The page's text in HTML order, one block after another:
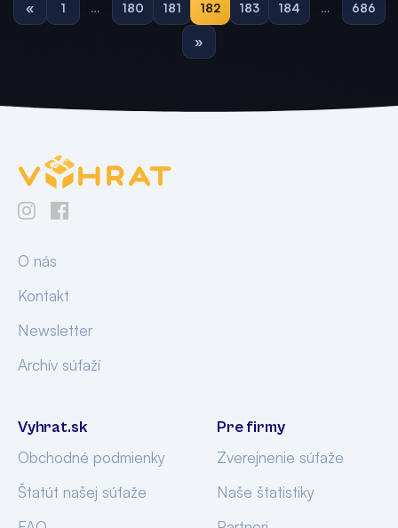
« 1 … 180 181 182 183 184 … 686
»
O nás
Kontakt
Newsletter
Archív súťaží
Vyhrat.sk
Obchodné podmienky
Štatút našej súťaže
Pre firmy
Zverejnenie súťaže
Naše štatistiky